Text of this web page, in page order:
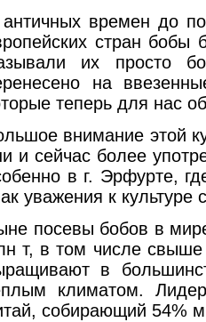
времен до
стран
их просто
на
теперь для нас
внимание этой
и сейчас более
в г. Эрфурте,
уважения к культуре
посевы бобов в
т, в том числе
в
климатом.
собирающий 54%